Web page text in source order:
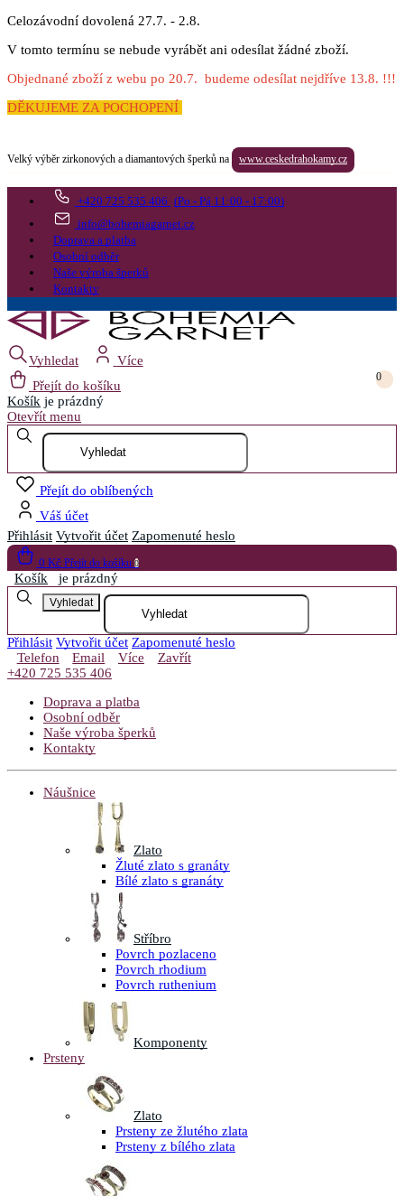
Celozávodní dovolená 27.7. - 2.8.
V tomto termínu se nebude vyrábět ani odesílat žádné zboží.
Objednané zboží z webu po 20.7. budeme odesílat nejdříve 13.8. !!!
DĚKUJEME ZA POCHOPENÍ
Velký výběr zirkonových a diamantových šperků na www.ceskedrahokamy.cz
+420 725 535 406 (Po - Pá 11:00 - 17:00)
info@bohemiagarnet.cz
Doprava a platba
Osobní odběr
Naše výroba šperků
Kontakty
Vyhledat
Více
Přejít do košíku
0
Košík je prázdný
Otevřít menu
Přejít do oblíbených
Váš účet
Přihlásit Vytvořit účet Zapomenuté heslo
0 Kč Přejít do košíku 0
Košík je prázdný
Vyhledat
Přihlásit Vytvořit účet Zapomenuté heslo
Telefon
Email Více
Zavřít
+420 725 535 406
Doprava a platba
Osobní odběr
Naše výroba šperků
Kontakty
Náušnice
Zlato
Žluté zlato s granáty
Bílé zlato s granáty
Stříbro
Povrch pozlaceno
Povrch rhodium
Povrch ruthenium
Komponenty
Prsteny
Zlato
Prsteny ze žlutého zlata
Prsteny z bílého zlata